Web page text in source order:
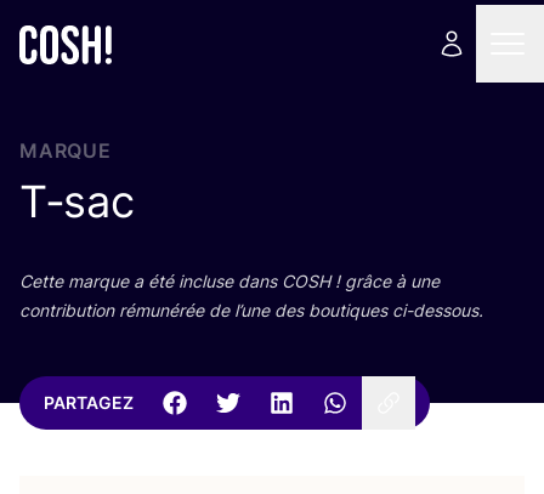
MARQUE
T‑sac
Cette marque a été incluse dans COSH! grâce à une
contri­bu­tion rému­né­rée de l’une des bou­tiques ci-dessous.
PARTAGEZ